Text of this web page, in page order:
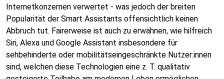
Internetkonzernen verwertet - was jedoch der breiten
Popularität der Smart Assistants offensichtlich keinen
Abbruch tut. Fairerweise ist auch zu erwähnen, wie hilfreich
Siri, Alexa und Google Assistant insbesondere für
sehbehinderte oder mobilitätseingeschränkte Nutzer:innen
sind, welchen diese Technologien eine z. T. qualitativ